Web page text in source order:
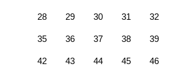
28 29 30 31 32
35 36 37 38 39
42 43 44 45 46